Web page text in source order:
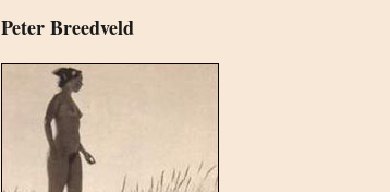
Peter Breedveld